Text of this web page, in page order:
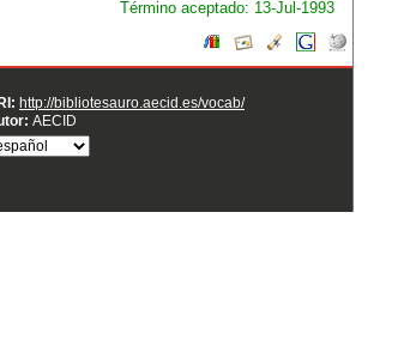
Término aceptado: 13-Jul-1993
http://bibliotesauro.aecid.es/vocab/
AECID